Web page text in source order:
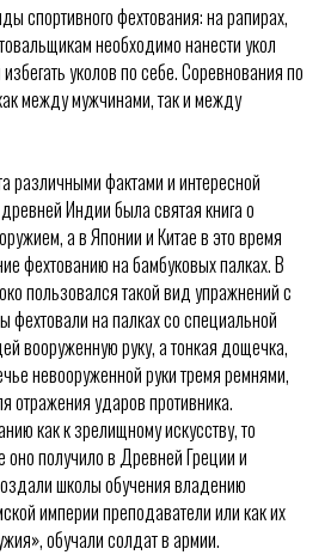
спортивного фехтования: на рапирах,
необходимо нанести укол
уколов по себе. Соревнования по
между мужчинами, так и между
различными фактами и интересной
Индии была святая книга о
а в Японии и Китае в это время
фехтованию на бамбуковых палках. В
пользовался такой вид упражнений с
фехтовали на палках со специальной
вооруженную руку, а тонкая дощечка,
невооруженной руки тремя ремнями,
отражения ударов противника.
как к зрелищному искусству, то
оно получило в Древней Греции и
школы обучения владению
империи преподаватели или как их
обучали солдат в армии.